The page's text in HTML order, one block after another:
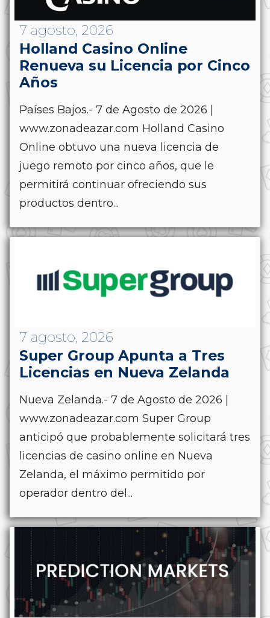
7 agosto, 2026
Holland Casino Online
Renueva su Licencia por Cinco
Años
Países Bajos.- 7 de Agosto de 2026 |
www.zonadeazar.com Holland Casino
Online obtuvo una nueva licencia de
juego remoto por cinco años, que le
permitirá continuar ofreciendo sus
productos dentro...
7 agosto, 2026
Super Group Apunta a Tres
Licencias en Nueva Zelanda
Nueva Zelanda.- 7 de Agosto de 2026 |
www.zonadeazar.com Super Group
anticipó que probablemente solicitará tres
licencias de casino online en Nueva
Zelanda, el máximo permitido por
operador dentro del...